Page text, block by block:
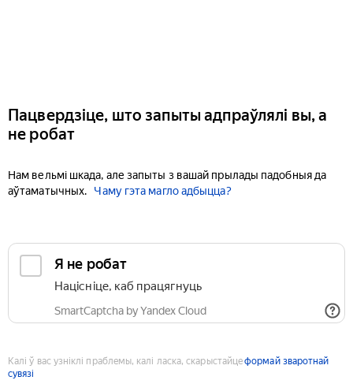
Пацвердзіце, што запыты адпраўлялі вы, а
не робат
Нам вельмі шкада, але запыты з вашай прылады падобныя да
аўтаматычных.
Чаму гэта магло адбыцца?
Я не робат
Націсніце, каб працягнуць
SmartCaptcha by Yandex Cloud
Калі ў вас узніклі праблемы, калі ласка, скарыстайцеформай зваротнай
сувязі